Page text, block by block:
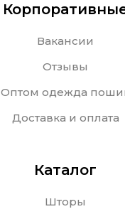
Вакансии
Отзывы
Оптом одежда
Доставка и оплата
Каталог
Шторы